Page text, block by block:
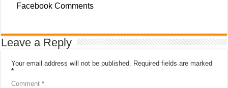
Facebook Comments
Leave a Reply
Your email address will not be published.
Required fields are marked
*
Comment*